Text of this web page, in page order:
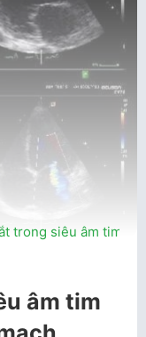
trong siêu âm tim và
âm tim